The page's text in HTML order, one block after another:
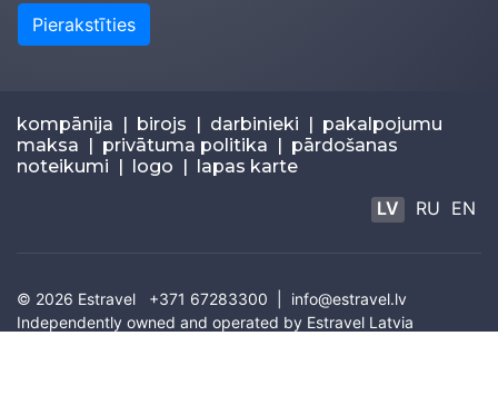
Pierakstīties
kompānija | birojs | darbinieki | pakalpojumu
maksa | privātuma politika | pārdošanas
noteikumi | logo | lapas karte
LV RU EN
© 2026 Estravel +371 67283300 | info@estravel.lv
Independently owned and operated by Estravel Latvia